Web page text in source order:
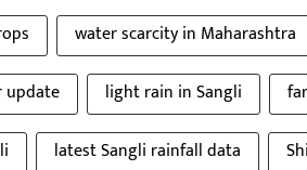
water scarcity in Maharashtra
update
light rain in Sangli
latest Sangli rainfall data